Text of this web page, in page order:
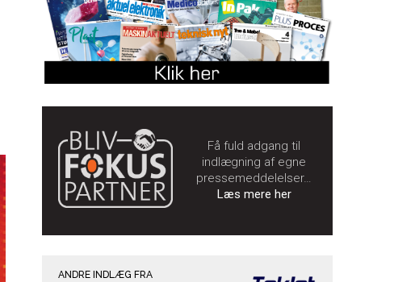
Få fuld adgang til
indlægning af egne
pressemeddelelser…
Læs mere her
ANDRE INDLÆG FRA